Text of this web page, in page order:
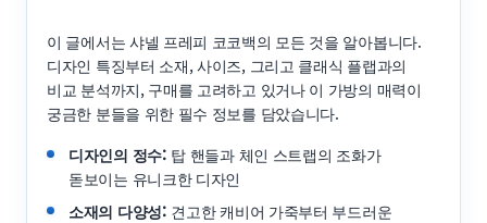
이 글에서는 샤넬 프레피 코코백의 모든 것을 알아봅니다.
디자인 특징부터 소재, 사이즈, 그리고 클래식 플랩과의
비교 분석까지, 구매를 고려하고 있거나 이 가방의 매력이
궁금한 분들을 위한 필수 정보를 담았습니다.
디자인의 정수: 탑 핸들과 체인 스트랩의 조화가
돋보이는 유니크한 디자인
소재의 다양성: 견고한 캐비어 가죽부터 부드러운